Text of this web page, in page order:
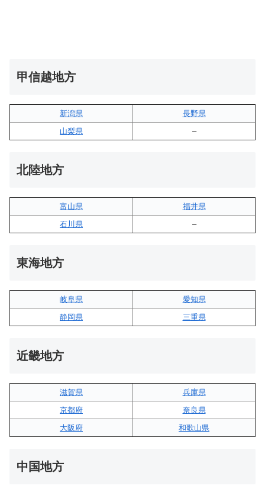
甲信越地方
新潟県
長野県
山梨県
–
北陸地方
富山県
福井県
石川県
–
東海地方
岐阜県
愛知県
静岡県
三重県
近畿地方
滋賀県
兵庫県
京都府
奈良県
大阪府
和歌山県
中国地方